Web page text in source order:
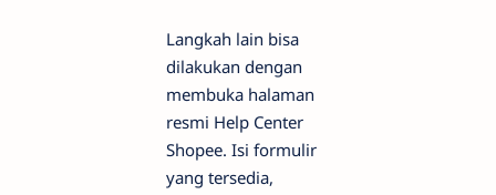
Langkah lain bisa
dilakukan dengan
membuka halaman
resmi Help Center
Shopee. Isi formulir
yang tersedia,